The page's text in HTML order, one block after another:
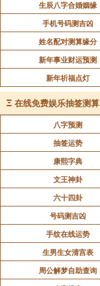
生辰八字合婚姻缘
手机号码测吉凶
姓名配对测算缘分
新年事业财运预测
新年祈福点灯
Ξ 在线免费娱乐抽签测
八字预测
抽签运势
康熙字典
文王神卦
六十四卦
号码测吉凶
手纹在线运势
生男生女清宫表
周公解梦自助查询